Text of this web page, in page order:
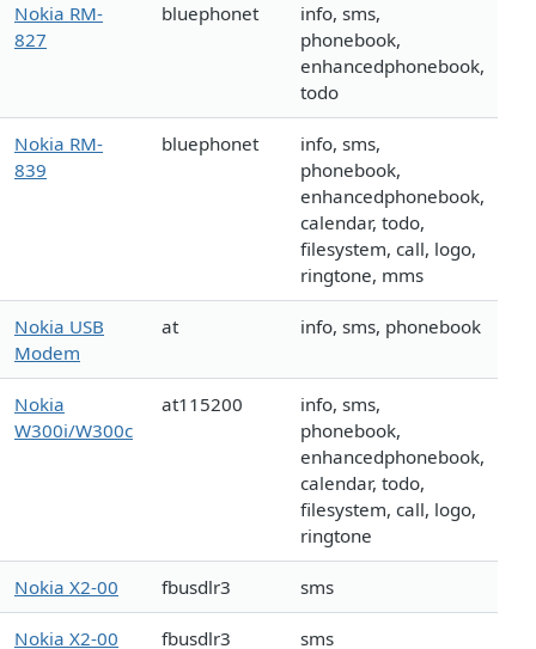
Nokia RM-
827
bluephonet
info, sms,
phonebook,
enhancedphonebook,
todo
Nokia RM-
839
bluephonet
info, sms,
phonebook,
enhancedphonebook,
calendar, todo,
filesystem, call, logo,
ringtone, mms
Nokia USB
Modem
at info, sms, phonebook
Nokia
W300i/W300c
at115200
info, sms,
phonebook,
enhancedphonebook,
calendar, todo,
filesystem, call, logo,
ringtone
Nokia X2-00 fbusdlr3 sms
Nokia X2-00 fbusdlr3 sms